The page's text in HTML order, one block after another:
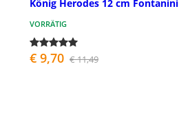
König Herodes 12 cm Fontanini
VORRÄTIG
€ 9,70 € 11,49